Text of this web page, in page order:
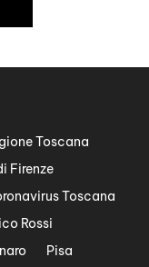
Toscana
Firenze
Toscana
Rossi
Pisa